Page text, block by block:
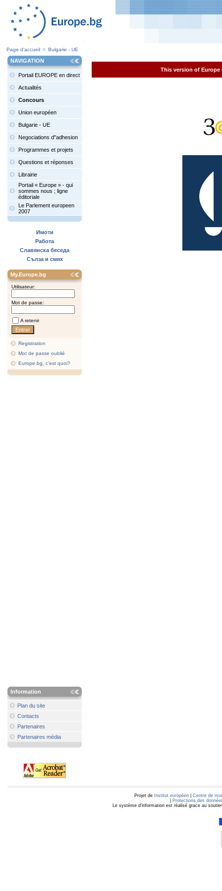
Page d’accueil Bulgarie - UE
NAVIGATION
Portail EUROPE en direct
Actualités
Concours
Union européen
Bulgarie - UE
Negociations d"adhesion
Programmes et projets
Questions et réponses
Librairie
Portail « Europe » - qui
sommes nous ; ligne
éditoriale
Le Parlement europeen
2007
Имоти
Работа
Славянска беседа
Сълза и смях
My.Europe.bg
Utilisateur:
Mot de passe:
A retenir
Registration
Mot de passe oublié
Europe.bg, c'est quoi?
Information
Plan du site
Contacts
Partenaires
Partenaires média
This version of Europe
Projet de Institut européen
Centre de
Protections des
Le système d'information est réalisé grace au